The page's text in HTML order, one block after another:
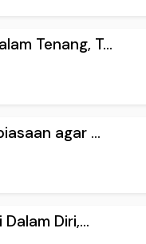
Tenang, T...
agar ...
Diri,...